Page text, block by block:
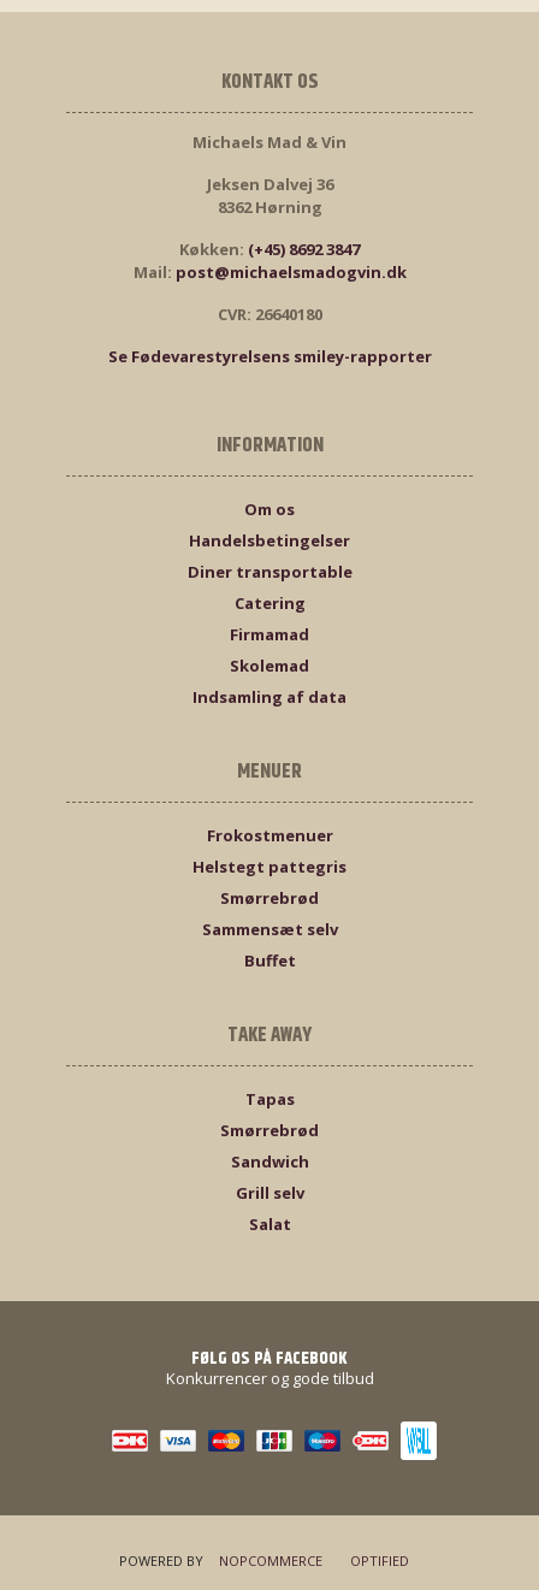
KONTAKT OS
Michaels Mad & Vin
Jeksen Dalvej 36
8362 Hørning
Køkken: (+45) 8692 3847
Mail: post@michaelsmadogvin.dk
CVR: 26640180
Se Fødevarestyrelsens smiley-rapporter
INFORMATION
Om os
Handelsbetingelser
Diner transportable
Catering
Firmamad
Skolemad
Indsamling af data
MENUER
Frokostmenuer
Helstegt pattegris
Smørrebrød
Sammensæt selv
Buffet
TAKE AWAY
Tapas
Smørrebrød
Sandwich
Grill selv
Salat
FØLG OS PÅ FACEBOOK
Konkurrencer og gode tilbud
POWERED BY NOPCOMMERCE OPTIFIED